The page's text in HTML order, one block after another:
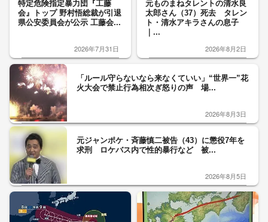
特定危険指定暴力団『工藤
会』トップ 野村悟総裁が引退
県公安委員会が公示 工藤会...
2026年7月31日
元ものまねタレントの清水良
太郎さん（37）死去 タレン
ト・清水アキラさんの息子
｜...
2026年8月2日
「ルール守らないなら来なくていい」“世界一”花
火大会で禁止行為相次ぎ怒りの声 場...
2026年8月3日
元ジャンポケ・斉藤慎二被告（43）に懲役7年を
求刑 ロケバス内で性的暴行など 被...
2026年8月5日